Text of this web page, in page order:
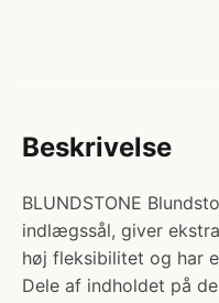
Beskrivelse
BLUNDSTONE
indlægssål, giver
høj fleksibilitet og har
Dele af indholdet på